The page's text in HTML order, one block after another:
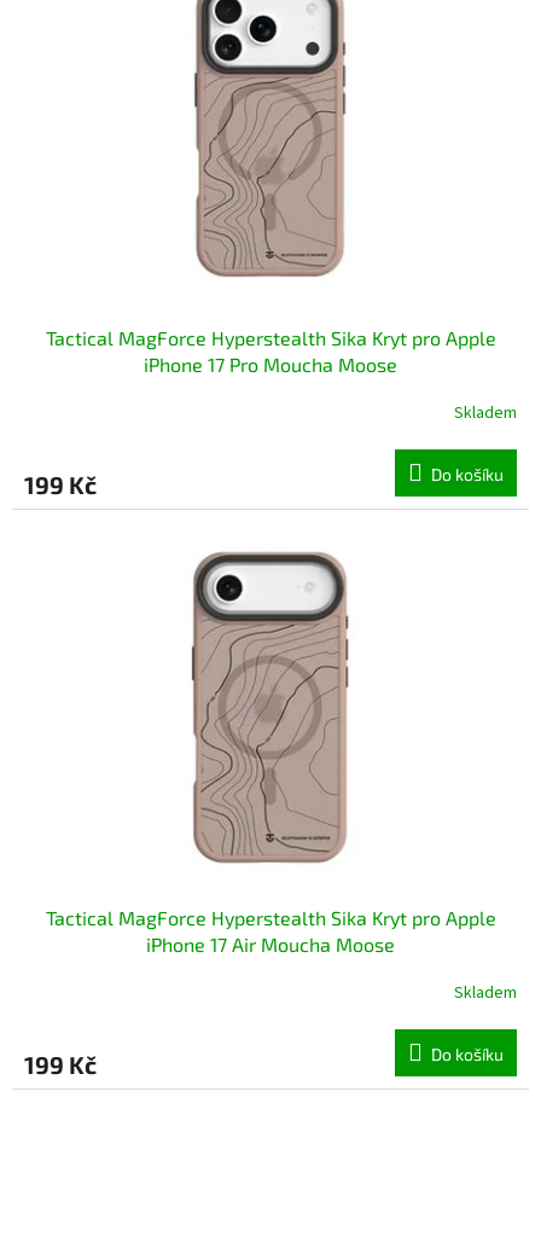
Tactical MagForce Hyperstealth Sika Kryt pro Apple
iPhone 17 Pro Moucha Moose
Skladem
199 Kč Do košíku
Tactical MagForce Hyperstealth Sika Kryt pro Apple
iPhone 17 Air Moucha Moose
Skladem
199 Kč Do košíku